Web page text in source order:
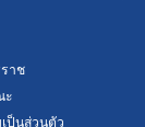
าช
ะ
ป็นส่วนตัว